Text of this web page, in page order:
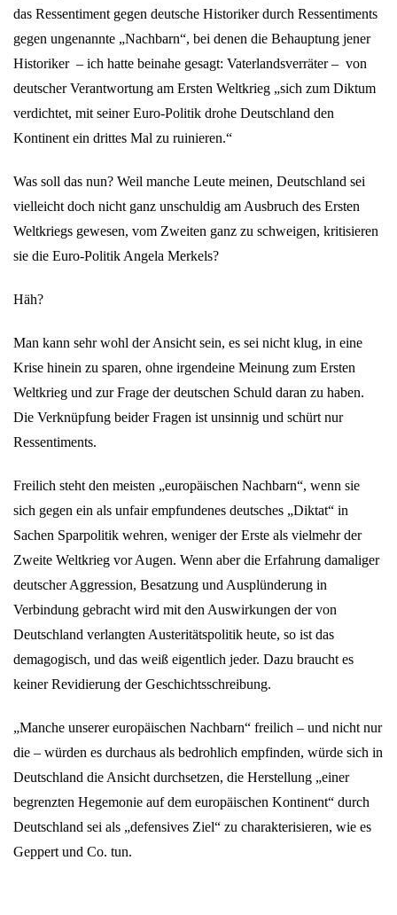
das Ressentiment gegen deutsche Historiker durch Ressentiments
gegen ungenannte „Nachbarn“, bei denen die Behauptung jener
Historiker – ich hatte beinahe gesagt: Vaterlandsverräter – von
deutscher Verantwortung am Ersten Weltkrieg „sich zum Diktum
verdichtet, mit seiner Euro-Politik drohe Deutschland den
Kontinent ein drittes Mal zu ruinieren.“
Was soll das nun? Weil manche Leute meinen, Deutschland sei
vielleicht doch nicht ganz unschuldig am Ausbruch des Ersten
Weltkriegs gewesen, vom Zweiten ganz zu schweigen, kritisieren
sie die Euro-Politik Angela Merkels?
Häh?
Man kann sehr wohl der Ansicht sein, es sei nicht klug, in eine
Krise hinein zu sparen, ohne irgendeine Meinung zum Ersten
Weltkrieg und zur Frage der deutschen Schuld daran zu haben.
Die Verknüpfung beider Fragen ist unsinnig und schürt nur
Ressentiments.
Freilich steht den meisten „europäischen Nachbarn“, wenn sie
sich gegen ein als unfair empfundenes deutsches „Diktat“ in
Sachen Sparpolitik wehren, weniger der Erste als vielmehr der
Zweite Weltkrieg vor Augen. Wenn aber die Erfahrung damaliger
deutscher Aggression, Besatzung und Ausplünderung in
Verbindung gebracht wird mit den Auswirkungen der von
Deutschland verlangten Austeritätspolitik heute, so ist das
demagogisch, und das weiß eigentlich jeder. Dazu braucht es
keiner Revidierung der Geschichtsschreibung.
„Manche unserer europäischen Nachbarn“ freilich – und nicht nur
die – würden es durchaus als bedrohlich empfinden, würde sich in
Deutschland die Ansicht durchsetzen, die Herstellung „einer
begrenzten Hegemonie auf dem europäischen Kontinent“ durch
Deutschland sei als „defensives Ziel“ zu charakterisieren, wie es
Geppert und Co. tun.